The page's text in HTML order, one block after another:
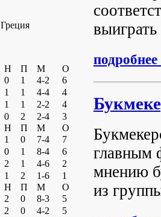
Греция
Н П М
О
0 1 4-2
6
1 1 4-4
4
1 1 2-2
4
0 2 2-4
3
Н П М
О
1 0 7-4
7
0 1 8-4
6
2 1 4-6
2
1 2 1-6
1
Н П М
О
2 0 8-3
5
2 0 4-2
5
подробнее
главным
мнению
из